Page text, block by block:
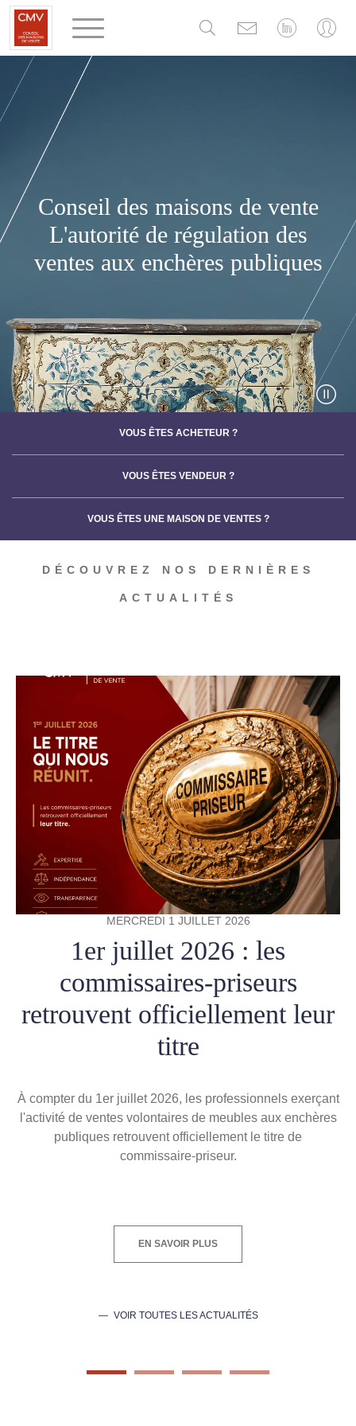
Conseil des maisons de vente
L'autorité de régulation des
ventes aux enchères publiques
VOUS ÊTES ACHETEUR ?
VOUS ÊTES VENDEUR ?
VOUS ÊTES UNE MAISON DE VENTES ?
DÉCOUVREZ NOS DERNIÈRES
ACTUALITÉS
MERCREDI 1 JUILLET 2026
1er juillet 2026 : les
commissaires-priseurs
retrouvent officiellement leur
titre
À compter du 1er juillet 2026, les professionnels exerçant
l'activité de ventes volontaires de meubles aux enchères
publiques retrouvent officiellement le titre de
commissaire-priseur.
EN SAVOIR PLUS
VOIR TOUTES LES ACTUALITÉS
Panneau de gestion des cookies